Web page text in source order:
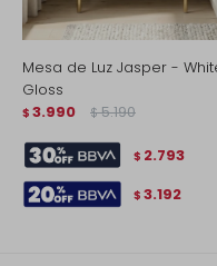
Mesa de Luz Jasper -
Gloss
$ 3.990 $ 5.190
$ 2.793
$ 3.192